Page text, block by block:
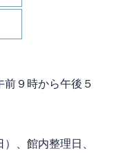
９時から午後５
、館内整理日、